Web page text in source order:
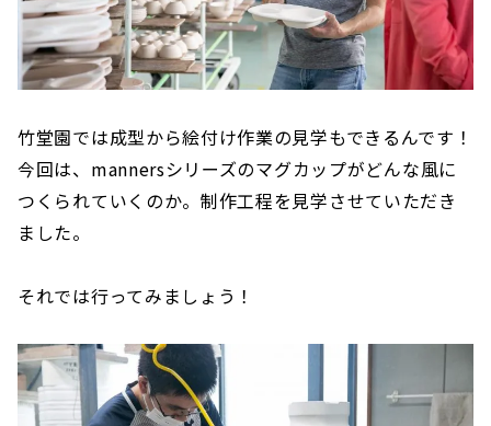
竹堂園では成型から絵付け作業の見学もできるんです！
今回は、mannersシリーズのマグカップがどんな風に
つくられていくのか。制作工程を見学させていただき
ました。
それでは行ってみましょう！